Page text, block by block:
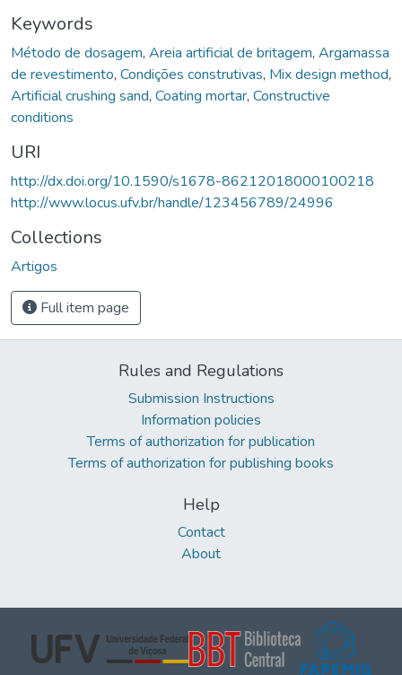
Keywords
Método de dosagem, Areia artificial de britagem, Argamassa
de revestimento, Condições construtivas, Mix design method,
Artificial crushing sand, Coating mortar, Constructive
conditions
URI
http://dx.doi.org/10.1590/s1678-86212018000100218
http://www.locus.ufv.br/handle/123456789/24996
Collections
Artigos
Full item page
Rules and Regulations
Submission Instructions
Information policies
Terms of authorization for publication
Terms of authorization for publishing books
Help
Contact
About